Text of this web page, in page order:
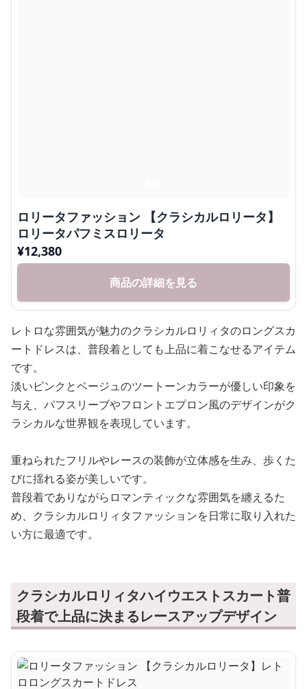
ロリータファッション 【クラシカルロリータ】
ロリータパフミスロリータ
¥12,380
商品の詳細を見る
レトロな雰囲気が魅力のクラシカルロリィタのロングスカ
ートドレスは、普段着としても上品に着こなせるアイテム
です。
淡いピンクとベージュのツートーンカラーが優しい印象を
与え、パフスリーブやフロントエプロン風のデザインがク
ラシカルな世界観を表現しています。
重ねられたフリルやレースの装飾が立体感を生み、歩くた
びに揺れる姿が美しいです。
普段着でありながらロマンティックな雰囲気を纏えるた
め、クラシカルロリィタファッションを日常に取り入れた
い方に最適です。
クラシカルロリィタハイウエストスカート普
段着で上品に決まるレースアップデザイン